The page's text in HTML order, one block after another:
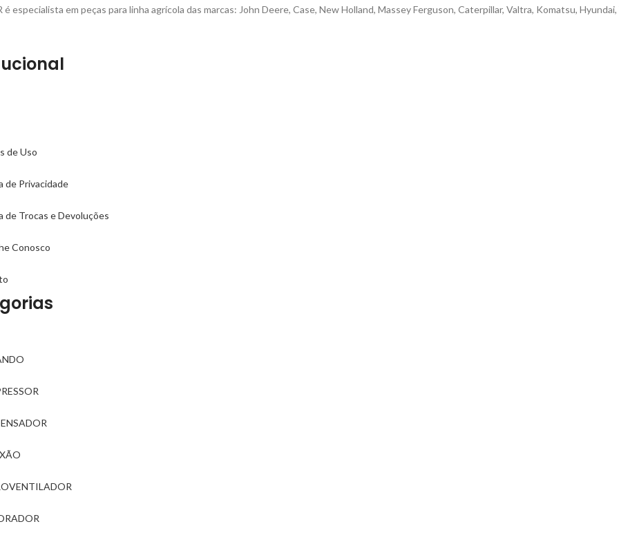
é especialista em peças para linha agrícola das marcas: John Deere, Case, New Holland, Massey Ferguson, Caterpillar, Valtra, Komatsu,
de Uso
de Privacidade
de Trocas e Devoluções
Conosco